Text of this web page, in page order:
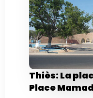
Thiès: La
Place